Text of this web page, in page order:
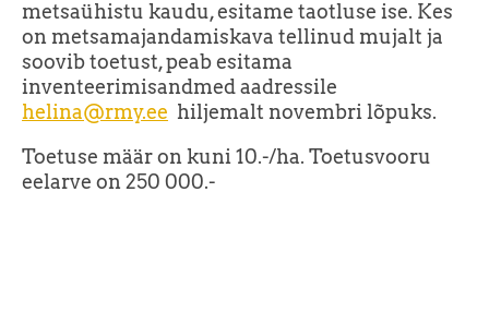
metsaühistu kaudu, esitame taotluse ise. Kes
on metsamajandamiskava tellinud mujalt ja
soovib toetust, peab esitama
inventeerimisandmed aadressile
helina@rmy.ee hiljemalt novembri lõpuks.
Toetuse määr on kuni 10.-/ha. Toetusvooru
eelarve on 250 000.-